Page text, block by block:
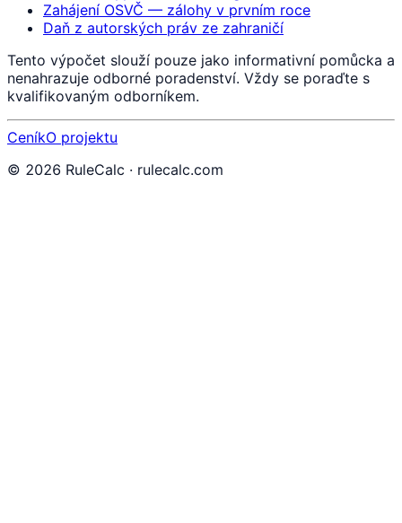
Zahájení OSVČ — zálohy v prvním roce
Daň z autorských práv ze zahraničí
Tento výpočet slouží pouze jako informativní pomůcka a
nenahrazuje odborné poradenství. Vždy se poraďte s
kvalifikovaným odborníkem.
CeníkO projektu
© 2026 RuleCalc · rulecalc.com